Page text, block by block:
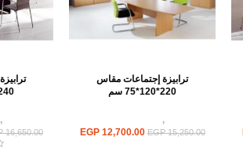
ترابيزة إجتماعات مقاس
220*120*75 سم
ترابيزات,
EGP15,250.00
EGP12,700.00
ترابيزات
16,650.00